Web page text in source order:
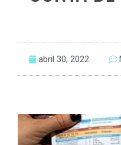
abril 30, 2022